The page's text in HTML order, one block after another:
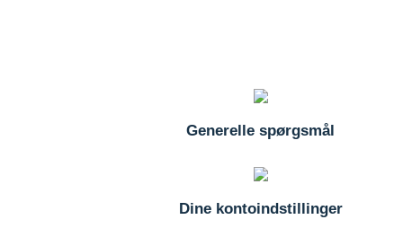
Generelle spørgsmål
Dine kontoindstillinger